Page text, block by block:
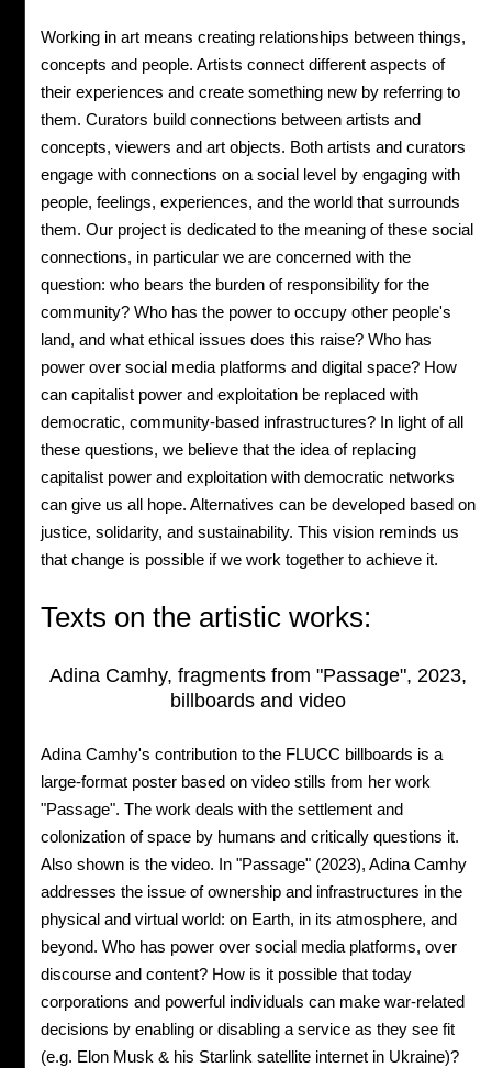
Working in art means creating relationships between things,
concepts and people. Artists connect different aspects of
their experiences and create something new by referring to
them. Curators build connections between artists and
concepts, viewers and art objects. Both artists and curators
engage with connections on a social level by engaging with
people, feelings, experiences, and the world that surrounds
them. Our project is dedicated to the meaning of these social
connections, in particular we are concerned with the
question: who bears the burden of responsibility for the
community? Who has the power to occupy other people's
land, and what ethical issues does this raise? Who has
power over social media platforms and digital space? How
can capitalist power and exploitation be replaced with
democratic, community-based infrastructures? In light of all
these questions, we believe that the idea of replacing
capitalist power and exploitation with democratic networks
can give us all hope. Alternatives can be developed based on
justice, solidarity, and sustainability. This vision reminds us
that change is possible if we work together to achieve it.
Texts on the artistic works:
Adina Camhy, fragments from "Passage", 2023,
billboards and video
Adina Camhy's contribution to the FLUCC billboards is a
large-format poster based on video stills from her work
"Passage". The work deals with the settlement and
colonization of space by humans and critically questions it.
Also shown is the video. In "Passage" (2023), Adina Camhy
addresses the issue of ownership and infrastructures in the
physical and virtual world: on Earth, in its atmosphere, and
beyond. Who has power over social media platforms, over
discourse and content? How is it possible that today
corporations and powerful individuals can make war-related
decisions by enabling or disabling a service as they see fit
(e.g. Elon Musk & his Starlink satellite internet in Ukraine)?